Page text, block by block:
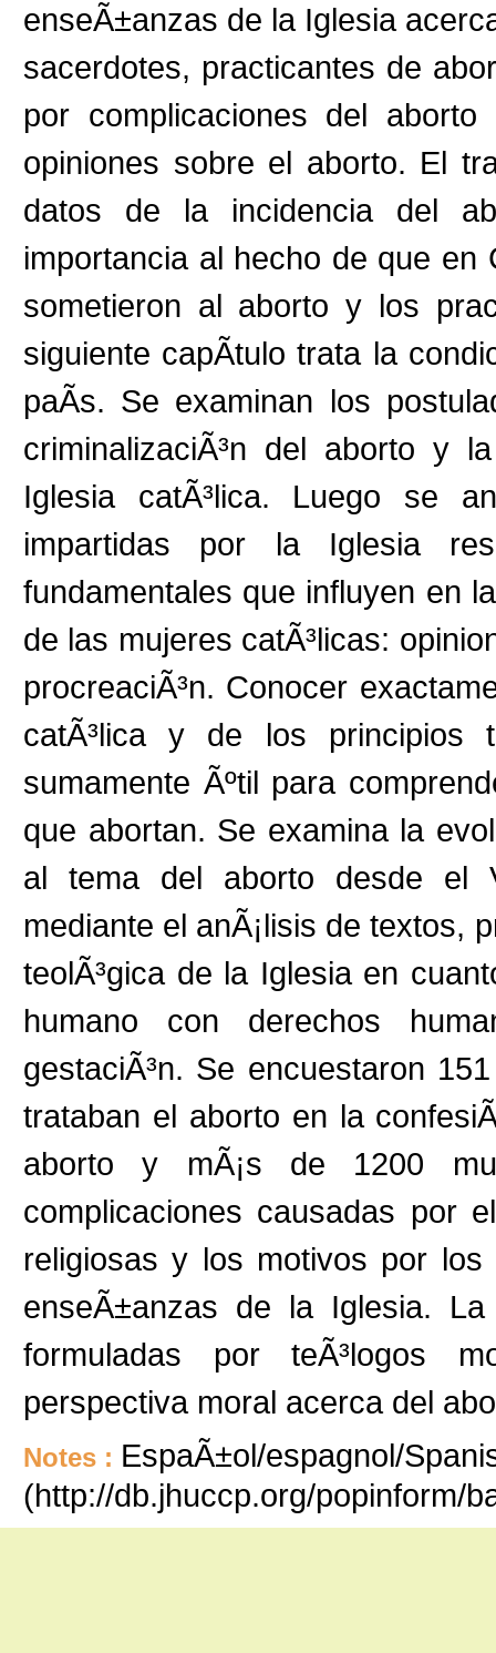
enseÃ±anzas de la Iglesia
sacerdotes, practicantes de
por complicaciones del
opiniones sobre el aborto. El
datos de la incidencia del
importancia al hecho de que
sometieron al aborto y los
siguiente capÃ­tulo trata la
paÃ­s. Se examinan los
criminalizaciÃ³n del aborto y
Iglesia catÃ³lica. Luego se
impartidas por la Iglesia
fundamentales que influyen en
de las mujeres catÃ³licas:
procreaciÃ³n. Conocer
catÃ³lica y de los principios
sumamente Ãºtil para
que abortan. Se examina la
al tema del aborto desde el
mediante el anÃ¡lisis de textos,
teolÃ³gica de la Iglesia en
humano con derechos
gestaciÃ³n. Se encuestaron
trataban el aborto en la
aborto y mÃ¡s de 1200
complicaciones causadas por
religiosas y los motivos por
enseÃ±anzas de la Iglesia. La
formuladas por teÃ³logos
perspectiva moral acerca del
Notes : EspaÃ±ol/espagnol/
(http://db.jhuccp.org/popinform/